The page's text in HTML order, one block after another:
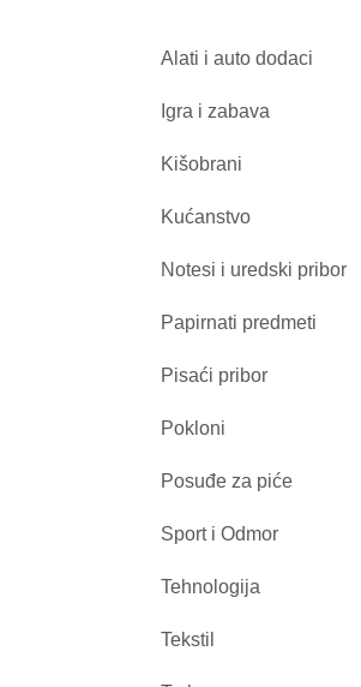
Alati i auto dodaci
Igra i zabava
Kišobrani
Kućanstvo
Notesi i uredski pribor
Papirnati predmeti
Pisaći pribor
Pokloni
Posuđe za piće
Sport i Odmor
Tehnologija
Tekstil